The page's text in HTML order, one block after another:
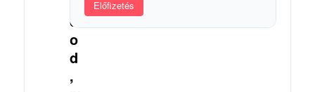
d
o
d
,
Előfizetés